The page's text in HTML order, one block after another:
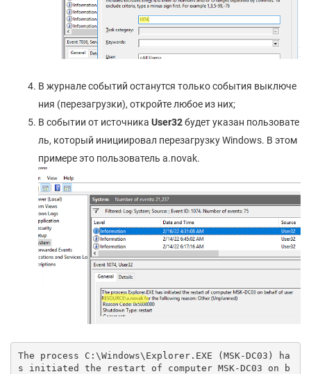
В журнале событий останутся только события выключе
ния (перезагрузки), откройте любое из них;
В событии от источника User32будет указан пользовате
ль, который инициировал перезагрузку Windows. В этом
примере это пользователь a.novak.
The process C:\Windows\Explorer.EXE (MSK-DC03) ha
s initiated the restart of computer MSK-DC03 on b